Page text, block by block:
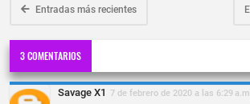
Entradas más recientes
3 COMENTARIOS
Savage X1 7 de febrero de 2020 a las 6:29